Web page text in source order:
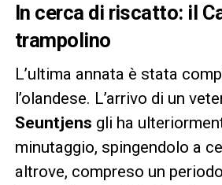
In cerca di riscatto: il
trampolino
L’ultima annata è stata
l’olandese. L’arrivo di un
Seuntjens gli ha
minutaggio, spingendolo a
altrove, compreso un